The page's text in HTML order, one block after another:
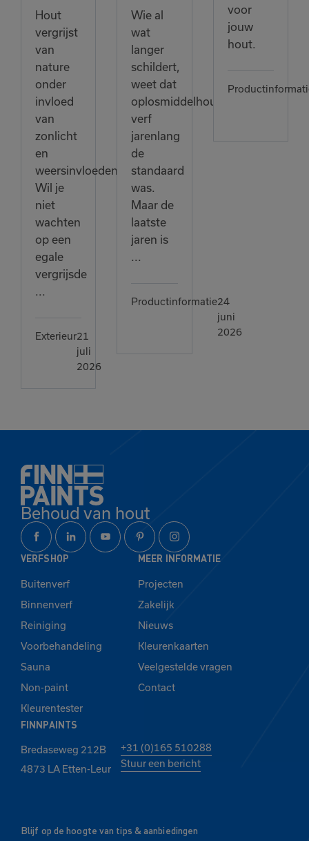
Hout
vergrijst
van
nature
onder
invloed
van
zonlicht
en
weersinvloeden.
Wil je
niet
wachten
op een
egale
vergrijsde
...
Exterieur21
juli
2026
Wie al
wat
langer
schildert,
weet dat
oplosmiddelhoudende
verf
jarenlang
de
standaard
was.
Maar de
laatste
jaren is
...
Productinformatie24
juni
2026
voor
jouw
hout.
Behoud van hout
VERFSHOP
Buitenverf
Binnenverf
Reiniging
Voorbehandeling
Sauna
Non-paint
Kleurentester
MEER INFORMATIE
Projecten
Zakelijk
Nieuws
Kleurenkaarten
Veelgestelde vragen
Contact
FINNPAINTS
Bredaseweg 212B
4873 LA Etten-Leur
+31 (0)165 510288
Stuur een bericht
Blijf op de hoogte van tips & aanbiedingen